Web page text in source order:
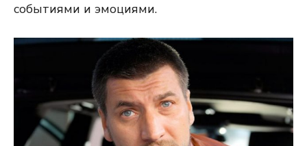
событиями и эмоциями.